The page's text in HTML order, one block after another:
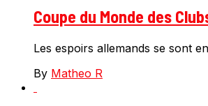
Coupe du Monde des
Les espoirs allemands se sont
By Matheo R